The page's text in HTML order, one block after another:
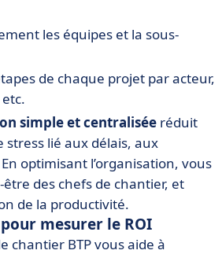
les équipes et la sous-
de chaque projet par acteur,
simple et centralisée réduit
lié aux délais, aux
optimisant l’organisation, vous
des chefs de chantier, et
de la productivité.
mesurer le ROI
chantier BTP vous aide à